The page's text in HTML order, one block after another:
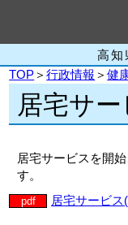
高知
TOP＞行政情報 ＞健
居宅サ
居宅サービスを開
す。
pdf 居宅サービ